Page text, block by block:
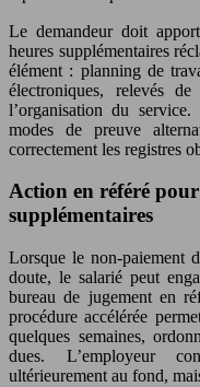
Le demandeur doit
heures supplémentaires
élément : planning de
électroniques, relevés
l’organisation du service.
modes de preuve
correctement les registres
Action en référé
supplémentaires
Lorsque le non-paiement
doute, le salarié peut
bureau de jugement en
procédure accélérée
quelques semaines,
dues. L’employeur
ultérieurement au fond,